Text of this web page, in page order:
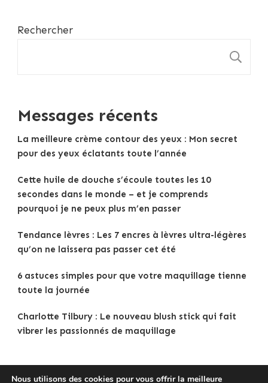
Rechercher
Messages récents
La meilleure crème contour des yeux : Mon secret
pour des yeux éclatants toute l’année
Cette huile de douche s’écoule toutes les 10
secondes dans le monde – et je comprends
pourquoi je ne peux plus m’en passer
Tendance lèvres : Les 7 encres à lèvres ultra-légères
qu’on ne laissera pas passer cet été
6 astuces simples pour que votre maquillage tienne
toute la journée
Charlotte Tilbury : Le nouveau blush stick qui fait
vibrer les passionnés de maquillage
Nous utilisons des cookies pour vous offrir la meilleure